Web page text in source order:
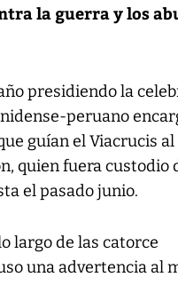
la guerra y los
presidiendo la
peruano
guían el Viacrucis
quien fuera custodio
el pasado junio.
largo de las catorce
una advertencia al